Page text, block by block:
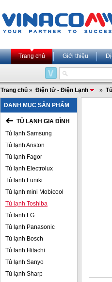
Trang chủ Giới thiệu
Trang chủ » Điện tử - Điện Lạnh »
DANH MỤC SẢN PHẨM
TỦ LẠNH GIA ĐÌNH
Tủ lạnh Samsung
Tủ lạnh Ariston
Tủ lạnh Fagor
Tủ lạnh Electrolux
Tủ lạnh Funiki
Tủ lạnh mini Mobicool
Tủ lạnh Toshiba
Tủ lạnh LG
Tủ lạnh Panasonic
Tủ lạnh Bosch
Tủ lạnh Hitachi
Tủ lạnh Sanyo
Tủ lạnh Sharp